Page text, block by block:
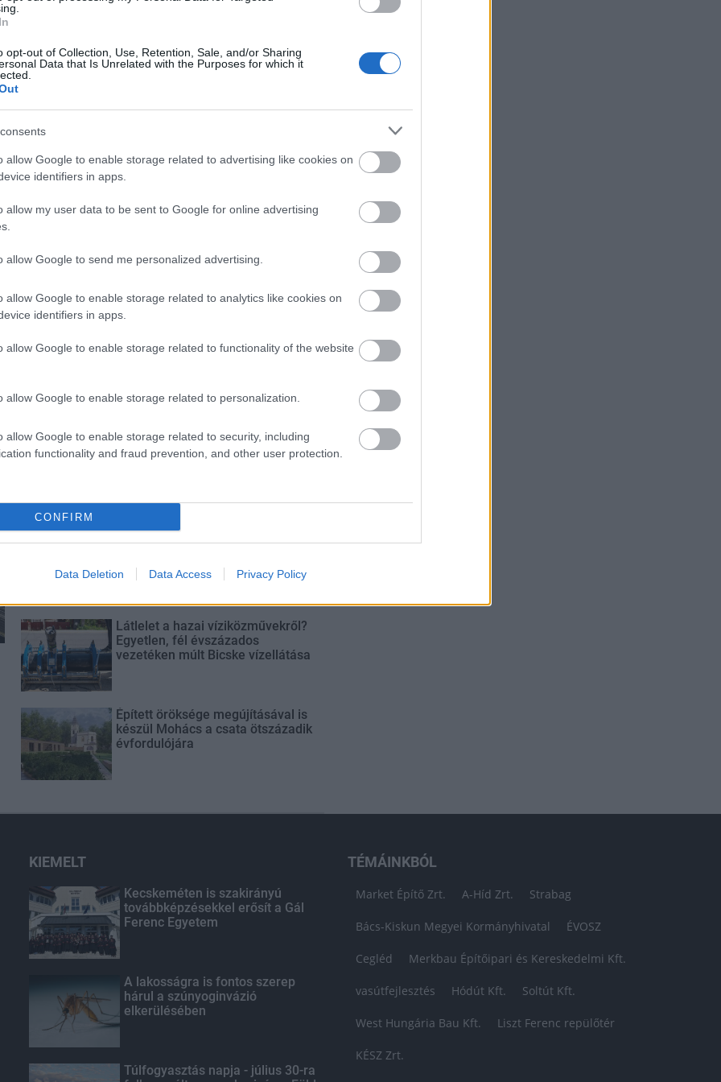
opt-out of Collection, Use, Retention, Sale, and/or Sharing
Data that Is Unrelated with the Purposes for which it
allow Google to enable storage related to advertising like cookies on
identifiers in apps.
allow my user data to be sent to Google for online advertising
allow Google to send me personalized advertising.
allow Google to enable storage related to analytics like cookies on
identifiers in apps.
allow Google to enable storage related to functionality of the website
allow Google to enable storage related to personalization.
allow Google to enable storage related to security, including
functionality and fraud prevention, and other user protection.
CONFIRM
Data Deletion Data Access Privacy Policy
indul, amire a helyszínen lehet majd
jutalom nélkül. Csúszda, kalandpark, kreatív
vált plüss óriáspanda várja az ugrani vágyókat" -
kommunikációs vezetőjét, aki kiemeli azt is: az
újjáépíteni kapcsolatunkat élővizeinkkel.
kerékpártúra is indul, a vasárnap délután 15
Svábzenekar fúvósai fogják lelkesíteni.
szemközti túlpartján, Kisorosziban is
lehet része a látogatóknak a folyópart mindkét
Paks II.: Mit jelent az 5. blokk új
mérföldköve a felülvizsgálat
és közműhálózatának fejlesztése
Látlelet a hazai víziközművekről?
Egyetlen, fél évszázados
vezetéken múlt Bicske vízellátása
Épített öröksége megújításával is
készül Mohács a csata ötszázadik
évfordulójára
KIEMELT
Kecskeméten is szakirányú
továbbképzésekkel erősít a Gál
Ferenc Egyetem
A lakosságra is fontos szerep
hárul a szúnyoginvázió
elkerülésében
Túlfogyasztás napja - július 30-ra
TÉMÁINKBÓL
Market Építő Zrt. A-Híd Zrt. Strabag
Bács-Kiskun Megyei Kormányhivatal ÉVOSZ
Cegléd Merkbau Építőipari és Kereskedelmi Kft.
vasútfejlesztés Hódút Kft. Soltút Kft.
West Hungária Bau Kft. Liszt Ferenc repülőtér
KÉSZ Zrt.